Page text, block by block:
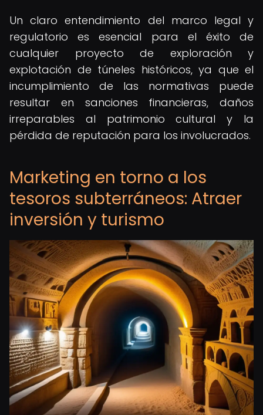
Un claro entendimiento del marco legal y
regulatorio es esencial para el éxito de
cualquier proyecto de exploración y
explotación de túneles históricos, ya que el
incumplimiento de las normativas puede
resultar en sanciones financieras, daños
irreparables al patrimonio cultural y la
pérdida de reputación para los involucrados.
Marketing en torno a los
tesoros subterráneos: Atraer
inversión y turismo